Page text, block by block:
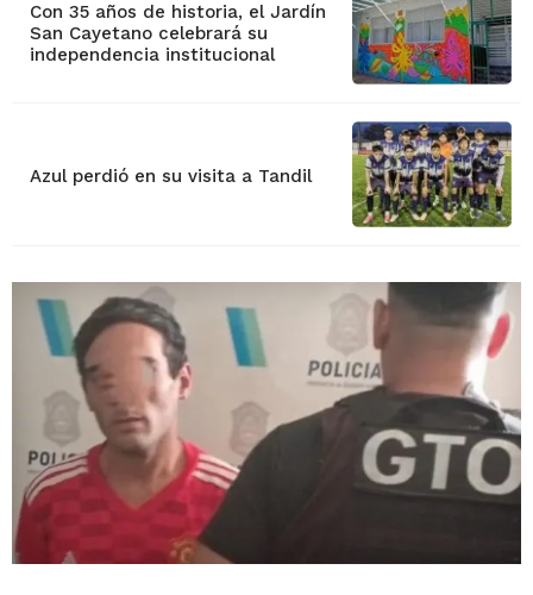
Con 35 años de historia, el Jardín
San Cayetano celebrará su
independencia institucional
Azul perdió en su visita a Tandil